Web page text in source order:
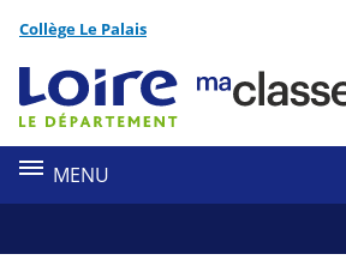
Menu de la rubrique
Contenu
Collège Le Palais
MENU